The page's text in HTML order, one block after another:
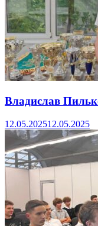
Владислав
12.05.202512.05.2025